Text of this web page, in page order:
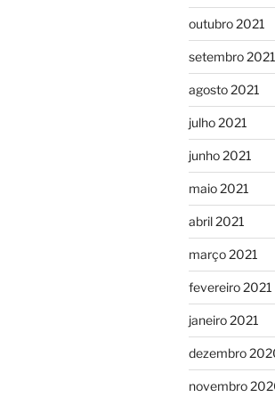
outubro 2021
setembro 2021
agosto 2021
julho 2021
junho 2021
maio 2021
abril 2021
março 2021
fevereiro 2021
janeiro 2021
dezembro
novembro